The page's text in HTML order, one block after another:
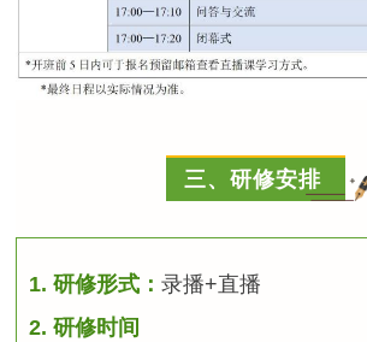
三、研修安排
1. 研修形式：录播+直播
2. 研修时间